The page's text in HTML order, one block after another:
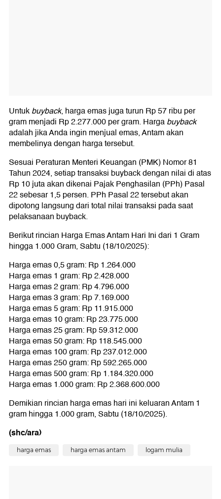
Untukbuyback, harga emas juga turun Rp 57 ribu per
gram menjadi Rp 2.277.000 per gram. Hargabuyback
adalah jika Anda ingin menjual emas, Antam akan
membelinya dengan harga tersebut.
Sesuai Peraturan Menteri Keuangan (PMK) Nomor 81
Tahun 2024, setiap transaksi buyback dengan nilai di atas
Rp 10 juta akan dikenai Pajak Penghasilan (PPh) Pasal
22 sebesar 1,5 persen. PPh Pasal 22 tersebut akan
dipotong langsung dari total nilai transaksi pada saat
pelaksanaan buyback.
Berikut rincian Harga Emas Antam Hari Ini dari 1 Gram
hingga 1.000 Gram, Sabtu (18/10/2025):
Harga emas 0,5 gram: Rp 1.264.000
Harga emas 1 gram: Rp 2.428.000
Harga emas 2 gram: Rp 4.796.000
Harga emas 3 gram: Rp 7.169.000
Harga emas 5 gram: Rp 11.915.000
Harga emas 10 gram: Rp 23.775.000
Harga emas 25 gram: Rp 59.312.000
Harga emas 50 gram: Rp 118.545.000
Harga emas 100 gram: Rp 237.012.000
Harga emas 250 gram: Rp 592.265.000
Harga emas 500 gram: Rp 1.184.320.000
Harga emas 1.000 gram: Rp 2.368.600.000
Demikian rincian harga emas hari ini keluaran Antam 1
gram hingga 1.000 gram, Sabtu (18/10/2025).
(shc/ara)
harga emas harga emas antam logam mulia